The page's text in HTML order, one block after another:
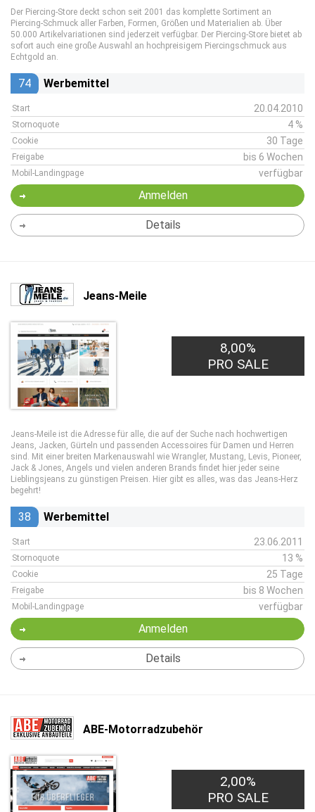
Der Piercing-Store deckt schon seit 2001 das komplette Sortiment an
Piercing-Schmuck aller Farben, Formen, Größen und Materialien ab. Über
50.000 Artikelvariationen sind jederzeit verfügbar. Der Piercing-Store bietet ab
sofort auch eine große Auswahl an hochpreisigem Piercingschmuck aus
Echtgold an.
74 Werbemittel
Start 20.04.2010
Stornoquote 4 %
Cookie 30 Tage
Freigabe bis 6 Wochen
Mobil-Landingpage verfügbar
Anmelden
Details
Jeans-Meile
8,00%
PRO SALE
Jeans-Meile ist die Adresse für alle, die auf der Suche nach hochwertigen
Jeans, Jacken, Gürteln und passenden Accessoires für Damen und Herren
sind. Mit einer breiten Markenauswahl wie Wrangler, Mustang, Levis, Pioneer,
Jack & Jones, Angels und vielen anderen Brands findet hier jeder seine
Lieblingsjeans zu günstigen Preisen. Hier gibt es alles, was das Jeans-Herz
begehrt!
38 Werbemittel
Start 23.06.2011
Stornoquote 13 %
Cookie 25 Tage
Freigabe bis 8 Wochen
Mobil-Landingpage verfügbar
Anmelden
Details
ABE-Motorradzubehör
2,00%
PRO SALE